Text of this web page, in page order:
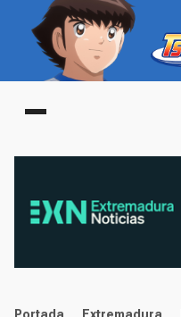
Main menu
noticias
Portada Extremadura